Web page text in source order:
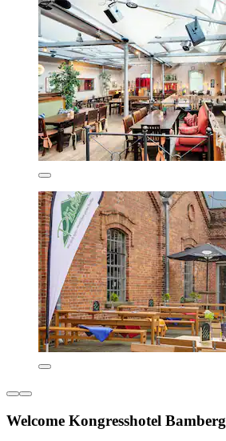
Welcome Kongresshotel Bamberg